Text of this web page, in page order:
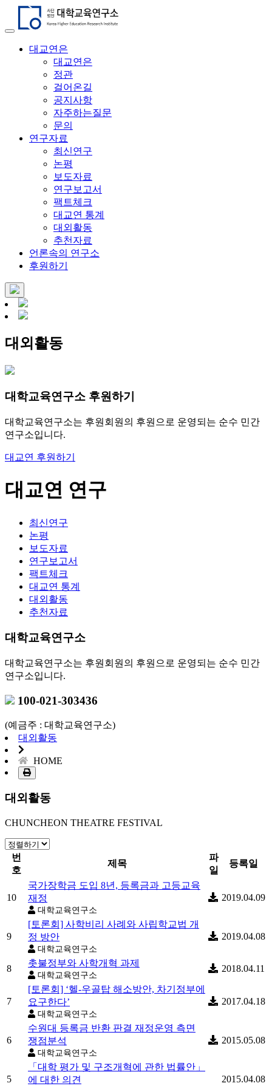
대교연은
대교연은
정관
걸어온길
공지사항
자주하는질문
문의
연구자료
최신연구
논평
보도자료
연구보고서
팩트체크
대교연 통계
대외활동
추천자료
언론속의 연구소
후원하기
대외활동
대학교육연구소 후원하기
대학교육연구소는 후원회원의 후원으로 운영되는 순수 민간
연구소입니다.
대교연 후원하기
대교연 연구
최신연구
논평
보도자료
연구보고서
팩트체크
대교연 통계
대외활동
추천자료
대학교육연구소
대학교육연구소는 후원회원의 후원으로 운영되는 순수 민간
연구소입니다.
100-021-303436
(예금주 : 대학교육연구소)
대외활동
HOME
대외활동
CHUNCHEON THEATRE FESTIVAL
번
호
제목
파
일
등록일
10
국가장학금 도입 8년, 등록금과 고등교육
재정
대학교육연구소
2019.04.09
9
[토론회] 사학비리 사례와 사립학교법 개
정 방안
대학교육연구소
2019.04.08
8
촛불정부와 사학개혁 과제
대학교육연구소
2018.04.11
7
[토론회] ‘헬-우골탑 해소방안, 차기정부에
요구한다’
대학교육연구소
2017.04.18
6
수원대 등록금 반환 판결 재정운영 측면
쟁점분석
대학교육연구소
2015.05.08
5
「대학 평가 및 구조개혁에 관한 법률안」
에 대한 의견
2015.04.08